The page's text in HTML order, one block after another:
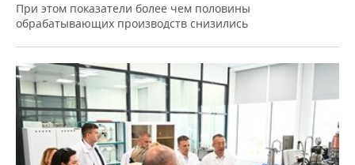
При этом показатели более чем половины
обрабатывающих производств снизились